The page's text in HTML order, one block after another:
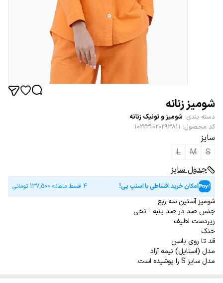
شومیز زنانه
دسته بندی: شومیز و تونیک زنانه
کد محصول:
102231020293811
سایز
S
M
L
جدول سایز
امکان خرید اقساطی با اسنپ پی! 4 قسط ماهانه 137,500 تومانی
شومیز آستین سه ربع
جنس صد در صد پنبه - نخی
زیردست لطیف
خنک
قد تا روی باسن
مدل (استایل) نیمه آزاد
مدل سایز S را پوشیده است.